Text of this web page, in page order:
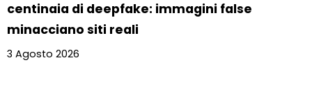
centinaia di deepfake: immagini false
minacciano siti reali
3 Agosto 2026